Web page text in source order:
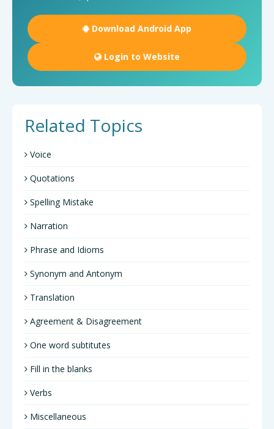
Download Android App
Login to Website
Related Topics
Voice
Quotations
Spelling Mistake
Narration
Phrase and Idioms
Synonym and Antonym
Translation
Agreement & Disagreement
One word subtitutes
Fill in the blanks
Verbs
Miscellaneous